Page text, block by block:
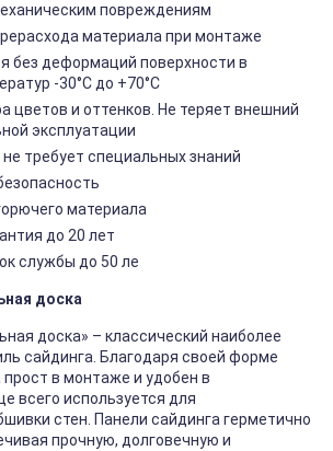
повреждениям
материала при монтаже
без деформаций поверхности в
-30°C до +70°C
цветов и оттенков. Не теряет внешний
эксплуатации
требует специальных знаний
материала
до 20 лет
службы до 50 ле
доска
доска» – классический наиболее
сайдинга. Благодаря своей форме
прост в монтаже и удобен в
всего используется для
стен. Панели сайдинга герметично
прочную, долговечную и